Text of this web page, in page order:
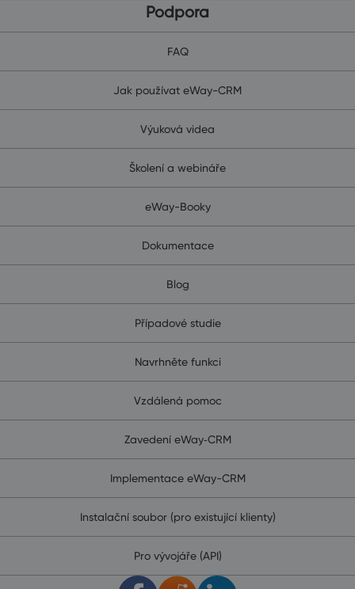
Podpora
FAQ
Jak používat eWay-CRM
Výuková videa
Školení a webináře
eWay-Booky
Dokumentace
Blog
Případové studie
Navrhněte funkci
Vzdálená pomoc
Zavedení eWay‑CRM
Implementace eWay-CRM
Instalační soubor (pro existující klienty)
Pro vývojáře (API)